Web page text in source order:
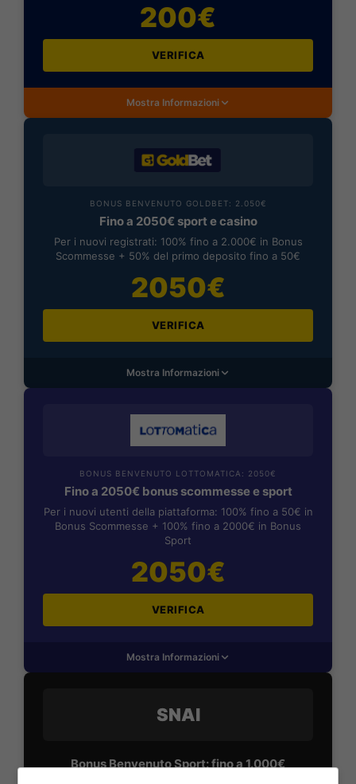
200€
VERIFICA
Mostra Informazioni
BONUS BENVENUTO GOLDBET: 2.050€
Fino a 2050€ sport e casino
Per i nuovi registrati: 100% fino a 2.000€ in Bonus
Scommesse + 50% del primo deposito fino a 50€
2050€
VERIFICA
Mostra Informazioni
BONUS BENVENUTO LOTTOMATICA: 2050€
Fino a 2050€ bonus scommesse e sport
Per i nuovi utenti della piattaforma: 100% fino a 50€ in
Bonus Scommesse + 100% fino a 2000€ in Bonus
Sport
2050€
VERIFICA
Mostra Informazioni
SNAI
Bonus Benvenuto Sport: fino a 1.000€